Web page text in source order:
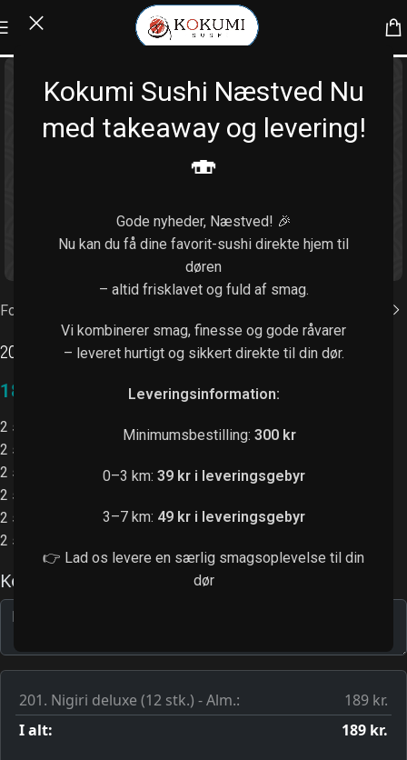
Kokumi Sushi Næstved Nu
med takeaway og levering!
🍣
Gode nyheder, Næstved! 🎉
Nu kan du få dine favorit-sushi direkte hjem til
døren
– altid frisklavet og fuld af smag.
Vi kombinerer smag, finesse og gode råvarer
– leveret hurtigt og sikkert direkte til din dør.
Leveringsinformation:
Minimumsbestilling: 300 kr
0–3 km: 39 kr i leveringsgebyr
3–7 km: 49 kr i leveringsgebyr
👉 Lad os levere en særlig smagsoplevelse til din
dør
Klik for at forstørre
Forside
201. Nigiri deluxe (12 stk.)
189,00
2 stk. laks nigiri
2 stk. flamberet laks nigiri
2 stk. tun nigiri
2 stk. tun tataki nigiri
2 stk. kingfish nigiri
2 stk. reger nigiri